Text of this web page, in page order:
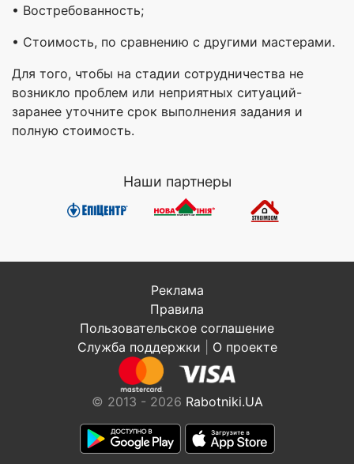
• Востребованность;
• Стоимость, по сравнению с другими мастерами.
Для того, чтобы на стадии сотрудничества не
возникло проблем или неприятных ситуаций-
заранее уточните срок выполнения задания и
полную стоимость.
Наши партнеры
Реклама
Правила
Пользовательское соглашение
Служба поддержки
О проекте
© 2013 - 2026 Rabotniki.UA